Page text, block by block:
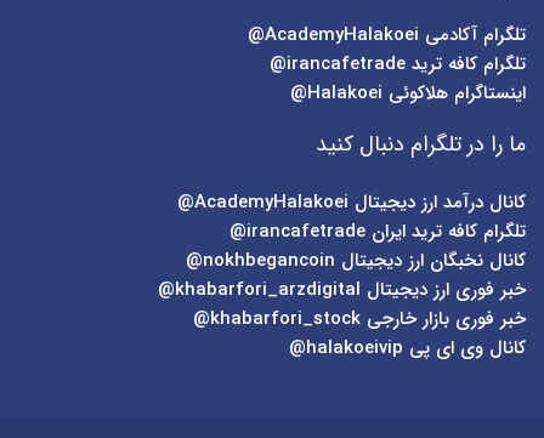
تلگرام آکادمی
تلگرام کافه ترید irancafetrade@
اینستاگرام هلاکوئی Halakoei@
ما را در تلگرام دنبال کنید
کانال درآمد ارز دیجیتال AcademyHalakoei@
تلگرام کافه ترید ایران irancafetrade@
کانال نخبگان ارز دیجیتال nokhbegancoin@
خبر فوری ارز دیجیتال khabarfori_arzdigital@
خبر فوری بازار خارجی khabarfori_stock@
کانال وی ای پی halakoeivip@